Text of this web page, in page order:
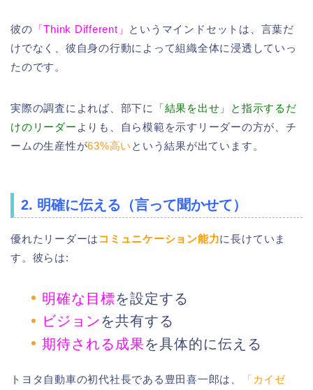
彼の 「Think Different」 というマインドセットは、言葉だ
けでなく、彼自身の行動によって組織全体に浸透していっ
たのです。
実際の調査によれば、部下に
「結果を出せ」と指示するだ
けのリーダー よりも、自ら模範を示すリーダーの方が、チ
ームの生産性が63%高い という結果が出ています。
2. 明確に伝える（言って聞かせて）
優れたリーダーは コミュニケーション能力に長けていま
す。彼らは:
明確な目標を設定する
ビジョンを共有する
期待される成果を具体的に伝える
トヨタ自動車の初代社長である豊田喜一郎は、
「カイゼ